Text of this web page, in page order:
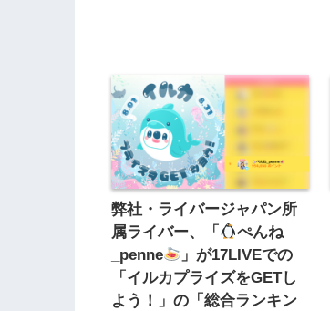
弊社・ライバージャパン所
属ライバー、「
ぺんね
_penne
」が17LIVEでの
「イルカプライズをGETし
よう！」の「総合ランキン